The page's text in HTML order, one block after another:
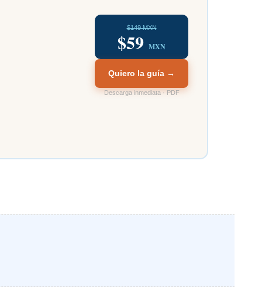
$149 MXN
$59 MXN
Quiero la guía →
Descarga inmediata · PDF